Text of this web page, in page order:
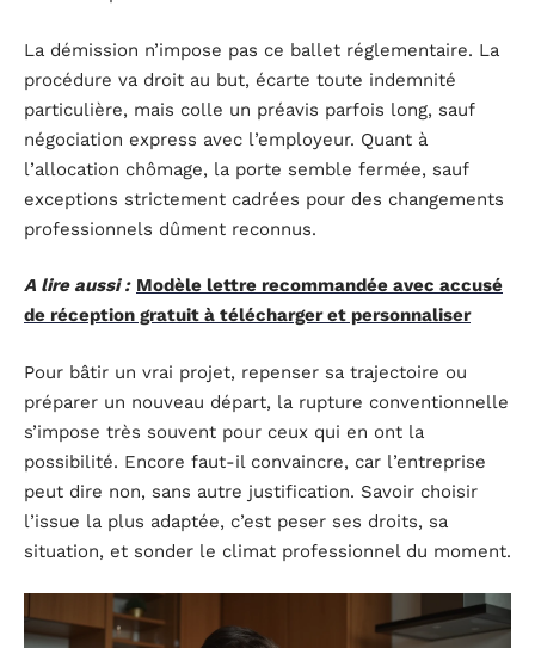
La démission n’impose pas ce ballet réglementaire. La
procédure va droit au but, écarte toute indemnité
particulière, mais colle un préavis parfois long, sauf
négociation express avec l’employeur. Quant à
l’allocation chômage, la porte semble fermée, sauf
exceptions strictement cadrées pour des changements
professionnels dûment reconnus.
A lire aussi : Modèle lettre recommandée avec accusé
de réception gratuit à télécharger et personnaliser
Pour bâtir un vrai projet, repenser sa trajectoire ou
préparer un nouveau départ, la rupture conventionnelle
s’impose très souvent pour ceux qui en ont la
possibilité. Encore faut-il convaincre, car l’entreprise
peut dire non, sans autre justification. Savoir choisir
l’issue la plus adaptée, c’est peser ses droits, sa
situation, et sonder le climat professionnel du moment.